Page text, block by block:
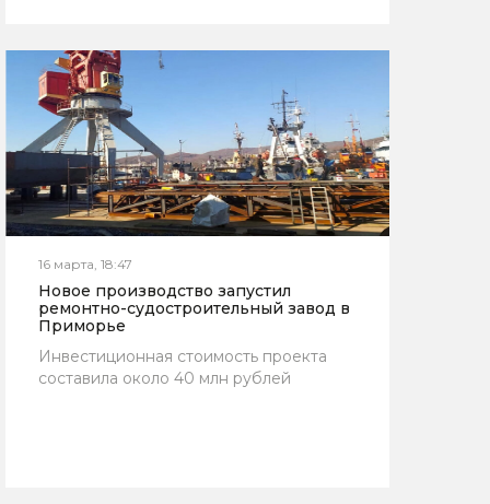
16 марта, 18:47
Новое производство запустил
ремонтно-судостроительный завод в
Приморье
Инвестиционная стоимость проекта
составила около 40 млн рублей